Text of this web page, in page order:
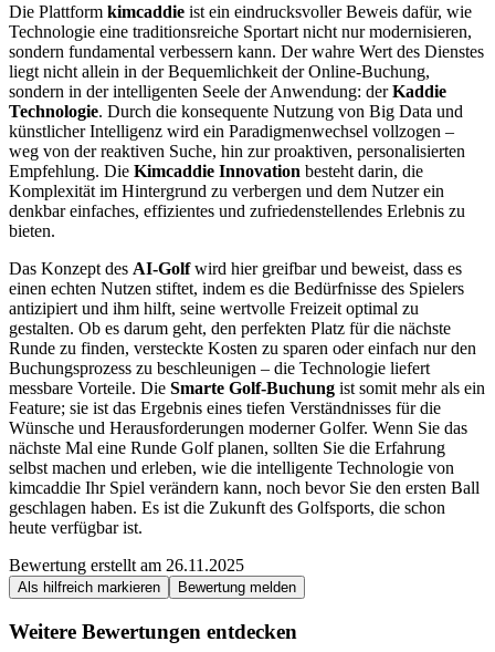
Die Plattform kimcaddie ist ein eindrucksvoller Beweis dafür, wie
Technologie eine traditionsreiche Sportart nicht nur modernisieren,
sondern fundamental verbessern kann. Der wahre Wert des Dienstes
liegt nicht allein in der Bequemlichkeit der Online-Buchung,
sondern in der intelligenten Seele der Anwendung: derKaddie
Technologie. Durch die konsequente Nutzung von Big Data und
künstlicher Intelligenz wird ein Paradigmenwechsel vollzogen –
weg von der reaktiven Suche, hin zur proaktiven, personalisierten
Empfehlung. Die Kimcaddie Innovation besteht darin, die
Komplexität im Hintergrund zu verbergen und dem Nutzer ein
denkbar einfaches, effizientes und zufriedenstellendes Erlebnis zu
bieten.
Das Konzept des AI-Golfwird hier greifbar und beweist, dass es
einen echten Nutzen stiftet, indem es die Bedürfnisse des Spielers
antizipiert und ihm hilft, seine wertvolle Freizeit optimal zu
gestalten. Ob es darum geht, den perfekten Platz für die nächste
Runde zu finden, versteckte Kosten zu sparen oder einfach nur den
Buchungsprozess zu beschleunigen – die Technologie liefert
messbare Vorteile. Die Smarte Golf-Buchung ist somit mehr als ein
Feature; sie ist das Ergebnis eines tiefen Verständnisses für die
Wünsche und Herausforderungen moderner Golfer. Wenn Sie das
nächste Mal eine Runde Golf planen, sollten Sie die Erfahrung
selbst machen und erleben, wie die intelligente Technologie von
kimcaddie Ihr Spiel verändern kann, noch bevor Sie den ersten Ball
geschlagen haben. Es ist die Zukunft des Golfsports, die schon
heute verfügbar ist.
Bewertung erstellt am 26.11.2025
Als hilfreich markieren Bewertung melden
Weitere Bewertungen entdecken